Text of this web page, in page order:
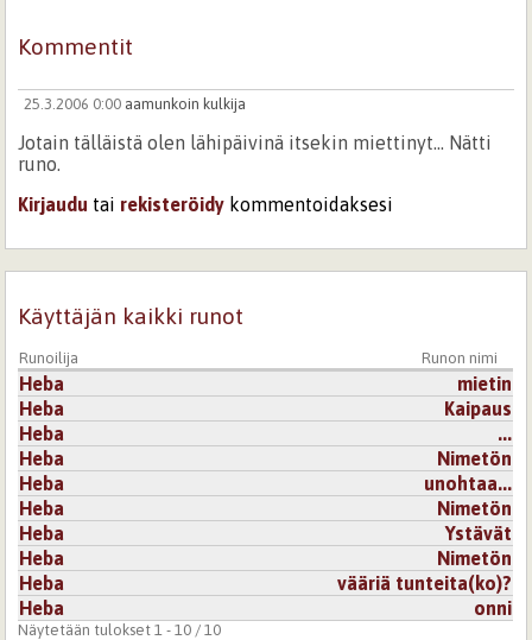
Kommentit
25.3.2006 0:00 aamunkoin kulkija
Jotain tälläistä olen lähipäivinä itsekin miettinyt... Nätti
runo.
Kirjaudu tai rekisteröidy kommentoidaksesi
Käyttäjän kaikki runot
Runoilija Runon nimi
Heba
mietin
Heba
Kaipaus
Heba
...
Heba
Nimetön
Heba
unohtaa...
Heba
Nimetön
Heba
Ystävät
Heba
Nimetön
Heba
vääriä tunteita(ko)?
Heba
onni
Näytetään tulokset 1 - 10 / 10